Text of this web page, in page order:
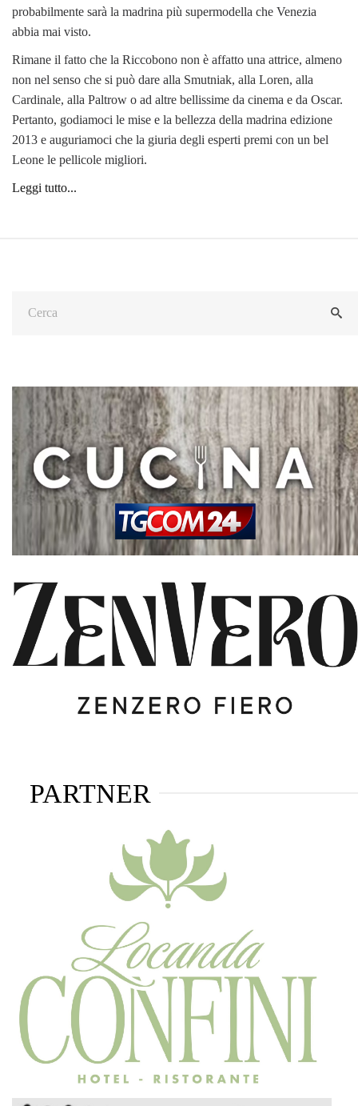
probabilmente sarà la madrina più supermodella che Venezia
abbia mai visto.
Rimane il fatto che la Riccobono non è affatto una attrice, almeno
non nel senso che si può dare alla Smutniak, alla Loren, alla
Cardinale, alla Paltrow o ad altre bellissime da cinema e da Oscar.
Pertanto, godiamoci le mise e la bellezza della madrina edizione
2013 e auguriamoci che la giuria degli esperti premi con un bel
Leone le pellicole migliori.
Leggi tutto...
PARTNER